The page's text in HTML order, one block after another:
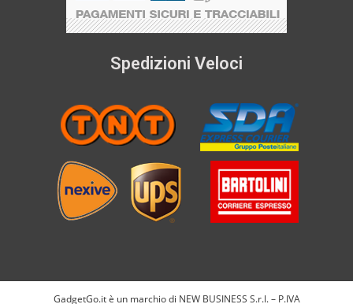
Spedizioni Veloci
GadgetGo.it è un marchio di NEW BUSINESS S.r.l. – P.IVA